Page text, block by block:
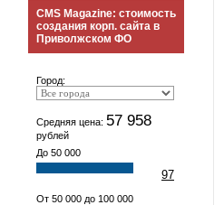
CMS Magazine: стоимость
создания корп. сайта в
Приволжском ФО
Город:
Средняя цена: 57 958
рублей
До 50 000
97
От 50 000 до 100 000